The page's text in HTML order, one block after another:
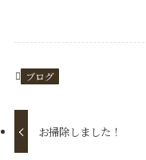
ブログ
お掃除しました！